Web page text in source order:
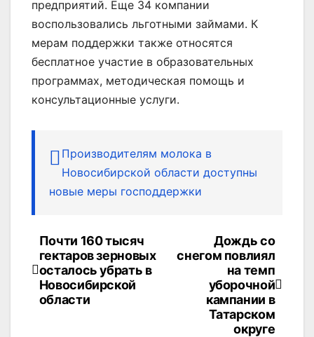
предприятий. Еще 34 компании
воспользовались льготными займами. К
мерам поддержки также относятся
бесплатное участие в образовательных
программах, методическая помощь и
консультационные услуги.
Производителям молока в
Новосибирской области доступны
новые меры господдержки
Навигация
по
записям
Дождь со
снегом повлиял
на темп
уборочной
кампании в
Татарском
округе
Почти 160 тысяч
гектаров зерновых
осталось убрать в
Новосибирской
области